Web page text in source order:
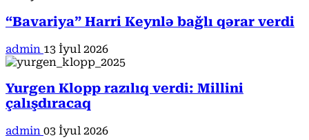
“Bavariya” Harri Keynlə bağlı qərar verdi
admin 13 İyul 2026
Yurgen Klopp razılıq verdi: Millini
çalışdıracaq
admin 03 İyul 2026